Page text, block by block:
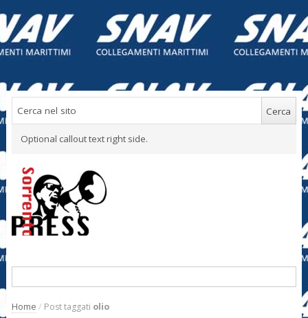
Optional callout text right side.
Home / Post taggati olio